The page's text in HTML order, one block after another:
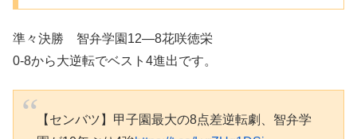
準々決勝 智弁学園12―8花咲徳栄
0-8から大逆転でベスト4進出です。
【センバツ】甲子園最大の8点差逆転劇、智弁学